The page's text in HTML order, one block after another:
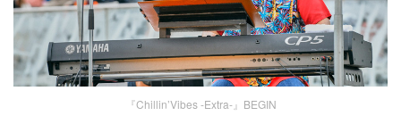
『Chillin’Vibes -Extra-』BEGIN